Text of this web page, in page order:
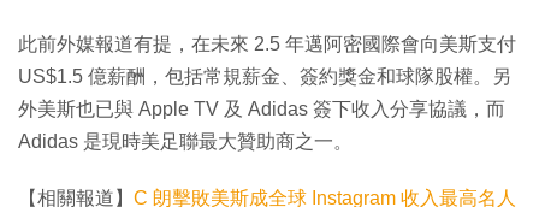
此前外媒報道有提，在未來 2.5 年邁阿密國際會向美斯支付
US$1.5 億薪酬，包括常規薪金、簽約獎金和球隊股權。另
外美斯也已與 Apple TV 及 Adidas 簽下收入分享協議，而
Adidas 是現時美足聯最大贊助商之一。
【相關報道】 C 朗擊敗美斯成全球 Instagram 收入最高名人